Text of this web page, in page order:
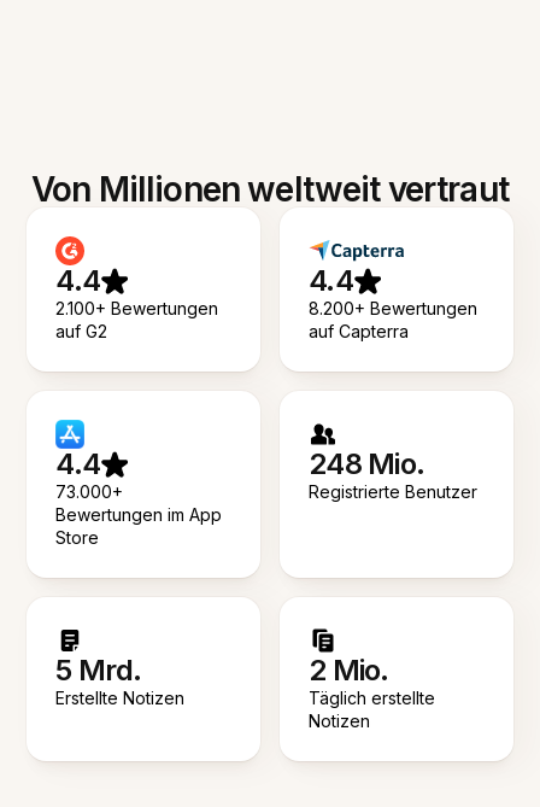
Von Millionen weltweit vertraut
4.4
2.100+ Bewertungen
auf G2
4.4
8.200+ Bewertungen
auf Capterra
4.4
73.000+
Bewertungen im App
Store
248 Mio.
Registrierte Benutzer
5 Mrd.
Erstellte Notizen
2 Mio.
Täglich erstellte
Notizen